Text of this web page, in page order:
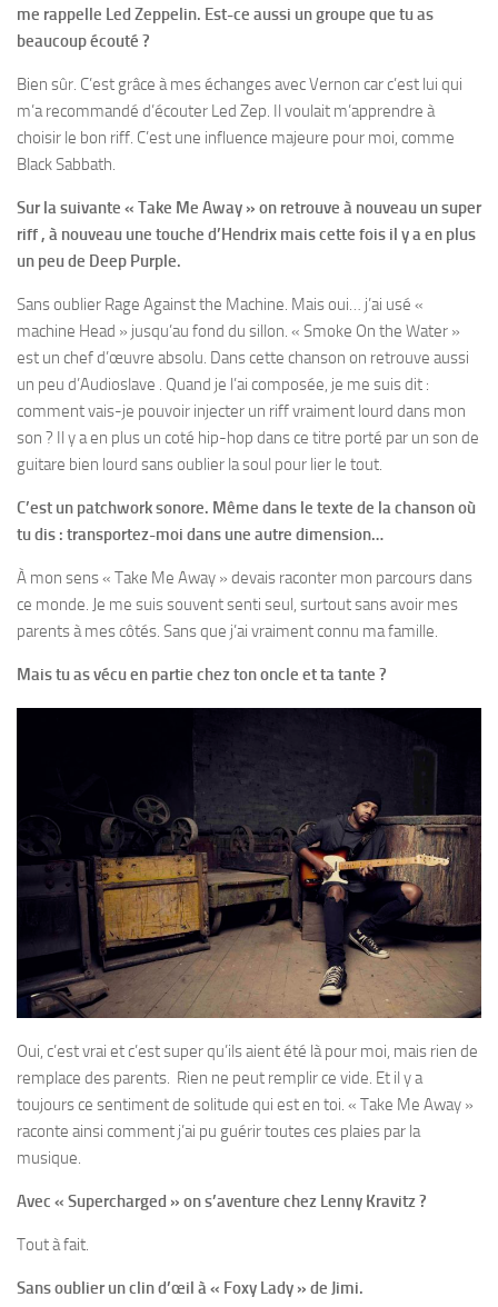
me rappelle Led Zeppelin. Est-ce aussi un groupe que tu as
beaucoup écouté ?
Bien sûr. C’est grâce à mes échanges avec Vernon car c’est lui qui
m’a recommandé d’écouter Led Zep. Il voulait m’apprendre à
choisir le bon riff. C’est une influence majeure pour moi, comme
Black Sabbath.
Sur la suivante « Take Me Away » on retrouve à nouveau un super
riff , à nouveau une touche d’Hendrix mais cette fois il y a en plus
un peu de Deep Purple.
Sans oublier Rage Against the Machine. Mais oui… j’ai usé «
machine Head » jusqu’au fond du sillon. « Smoke On the Water »
est un chef d’œuvre absolu. Dans cette chanson on retrouve aussi
un peu d’Audioslave . Quand je l’ai composée, je me suis dit :
comment vais-je pouvoir injecter un riff vraiment lourd dans mon
son ? Il y a en plus un coté hip-hop dans ce titre porté par un son de
guitare bien lourd sans oublier la soul pour lier le tout.
C’est un patchwork sonore. Même dans le texte de la chanson où
tu dis : transportez-moi dans une autre dimension…
À mon sens « Take Me Away » devais raconter mon parcours dans
ce monde. Je me suis souvent senti seul, surtout sans avoir mes
parents à mes côtés. Sans que j’ai vraiment connu ma famille.
Mais tu as vécu en partie chez ton oncle et ta tante ?
Oui, c’est vrai et c’est super qu’ils aient été là pour moi, mais rien de
remplace des parents. Rien ne peut remplir ce vide. Et il y a
toujours ce sentiment de solitude qui est en toi. « Take Me Away »
raconte ainsi comment j’ai pu guérir toutes ces plaies par la
musique.
Avec « Supercharged » on s’aventure chez Lenny Kravitz ?
Tout à fait.
Sans oublier un clin d’œil à « Foxy Lady » de Jimi.